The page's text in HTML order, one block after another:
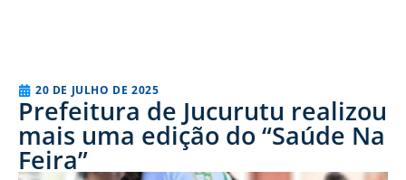
20 DE JULHO DE 2025
Prefeitura de Jucurutu realizou
mais uma edição do “Saúde Na
Feira”